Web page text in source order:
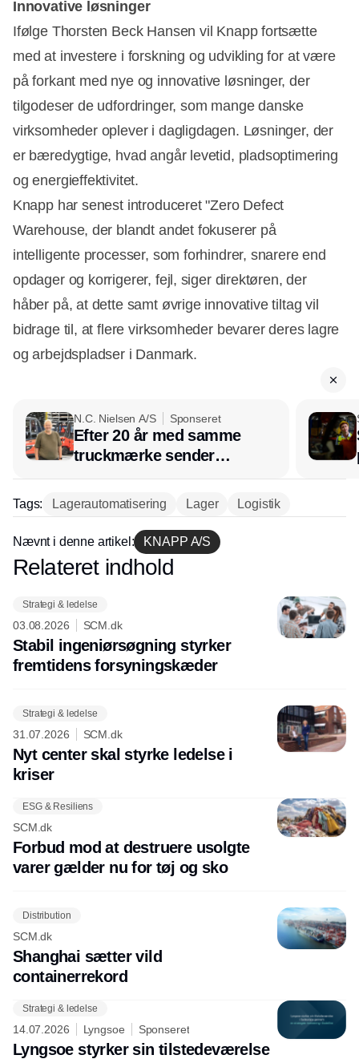
Innovative løsninger
Ifølge Thorsten Beck Hansen vil Knapp fortsætte
med at investere i forskning og udvikling for at være
på forkant med nye og innovative løsninger, der
tilgodeser de udfordringer, som mange danske
virksomheder oplever i dagligdagen. Løsninger, der
er bæredygtige, hvad angår levetid, pladsoptimering
og energieffektivitet.
Knapp har senest introduceret "Zero Defect
Warehouse, der blandt andet fokuserer på
intelligente processer, som forhindrer, snarere end
opdager og korrigerer, fejl, siger direktøren, der
håber på, at dette samt øvrige innovative tiltag vil
bidrage til, at flere virksomheder bevarer deres lagre
og arbejdspladser i Danmark.
N.C. Nielsen A/S Sponseret
Efter 20 år med samme
truckmærke sender
lagerchef stafetten videre
hos INOX
Tags: Lagerautomatisering Lager Logistik
Nævnt i denne artikel: KNAPP A/S
Annonce
Relateret indhold
Strategi & ledelse
03.08.2026 SCM.dk
Stabil ingeniørsøgning styrker
fremtidens forsyningskæder
Strategi & ledelse
31.07.2026 SCM.dk
Nyt center skal styrke ledelse i
kriser
ESG & Resiliens
SCM.dk
Forbud mod at destruere usolgte
varer gælder nu for tøj og sko
Distribution
SCM.dk
Shanghai sætter vild
containerrekord
Strategi & ledelse
14.07.2026 Lyngsoe Sponseret
Lyngsoe styrker sin tilstedeværelse